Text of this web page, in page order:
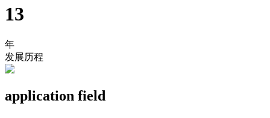
13
年
发展历程
application field